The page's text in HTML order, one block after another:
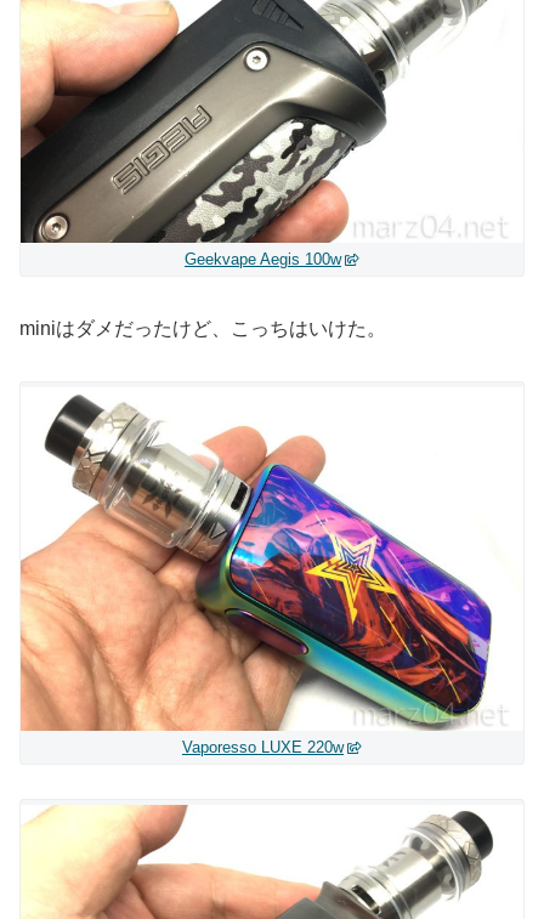
Geekvape Aegis 100w
miniはダメだったけど、こっちはいけた。
Vaporesso LUXE 220w